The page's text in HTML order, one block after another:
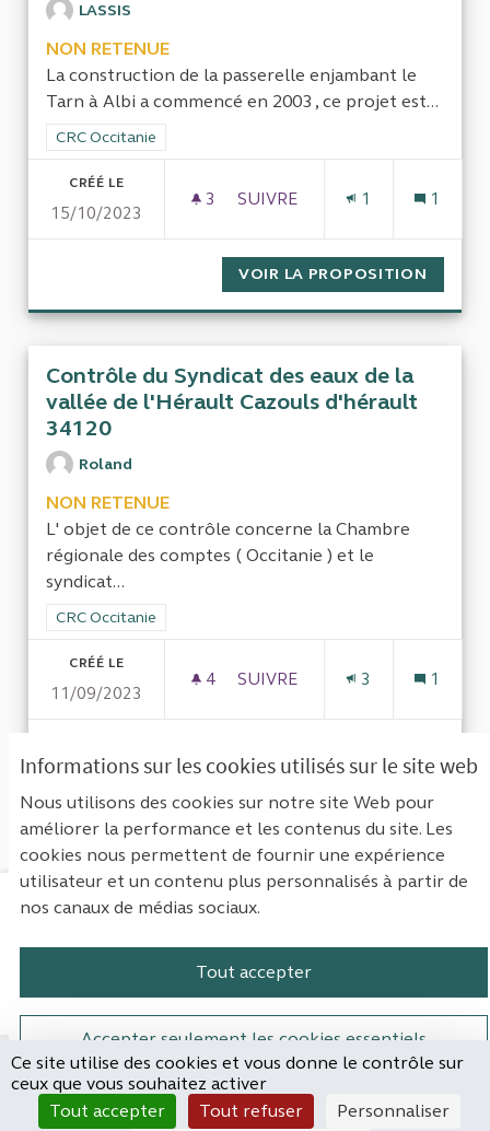
Informations sur les cookies utilisés sur le site web
Nous utilisons des cookies sur notre site Web pour
améliorer la performance et les contenus du site. Les
cookies nous permettent de fournir une expérience
utilisateur et un contenu plus personnalisés à partir de
nos canaux de médias sociaux.
Tout accepter
Accepter seulement les cookies essentiels
Paramètres
LASSIS
NON RETENUE
La construction de la passerelle enjambant le
Tarn à Albi a commencé en 2003 , ce projet est...
Filtrer les résultats de la catégorie : CRC Occitanie
CRC Occitanie
CRÉÉ LE
15/10/2023
3 3 ABONNÉS
SUIVRE
1 1
VOIR LA PROPOSITION
Contrôle du Syndicat des eaux de la
vallée de l'Hérault Cazouls d'hérault
34120
Roland
NON RETENUE
L' objet de ce contrôle concerne la Chambre
régionale des comptes ( Occitanie ) et le
syndicat...
Filtrer les résultats de la catégorie : CRC Occitanie
CRC Occitanie
CRÉÉ LE
11/09/2023
4 4 ABONNÉS
SUIVRE 3 1
VOIR LA CONTRIBUTION
Voir toutes les propositions retirées
Mentions légales
Paramètres des cookies
Plateforme de participation de la
Plateforme de participation de la
Plateforme de participation
Plateforme de
Site réalisé par
Open Source Politics
(Lien externe)
grâce aulogiciel libre
Ce site utilise des cookies et vous donne le contrôle sur
ceux que vous souhaitez activer
Tout accepter
Tout refuser Personnaliser